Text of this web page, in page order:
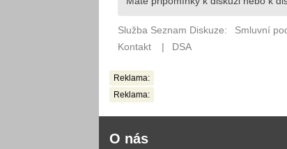
Reklama:
Reklama:
O nás